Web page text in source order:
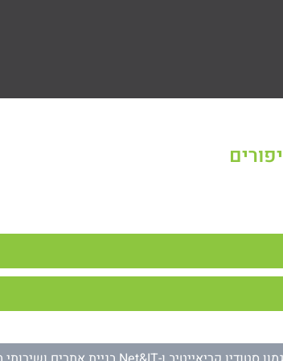
בצריף שליד הגשר, לראות את אברהם עובד בגינה
נולדתי בדיסלדורף שעל יד